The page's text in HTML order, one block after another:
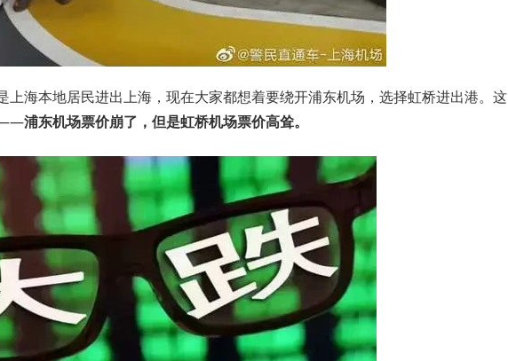
上海本地居民进出上海，现在大家都想着要绕开浦东机场，选择虹桥进出港。这
——浦东机场票价崩了，但是虹桥机场票价高耸。